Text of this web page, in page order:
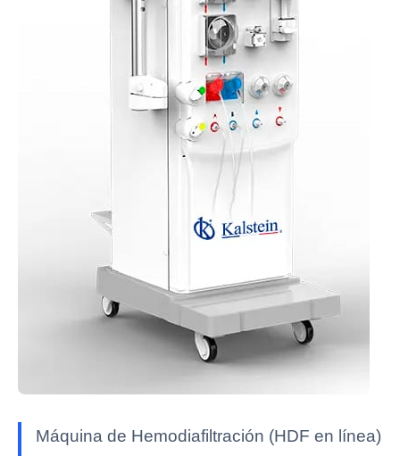
Máquina de Hemodiafiltración (HDF en línea)